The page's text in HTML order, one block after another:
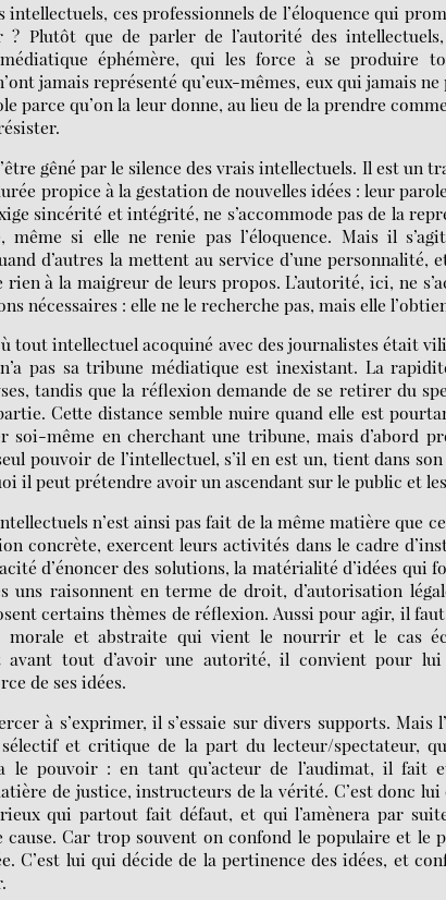
intellectuels, ces professionnels de l’éloquence qui
? Plutôt que de parler de l’autorité des
éphémère, qui les force à se produire
jamais représenté qu’eux-mêmes, eux qui jamais
parce qu’on la leur donne, au lieu de la prendre
gêné par le silence des vrais intellectuels. Il est un
propice à la gestation de nouvelles idées : leur
sincérité et intégrité, ne s’accommode pas de la
même si elle ne renie pas l’éloquence. Mais il
d’autres la mettent au service d’une
rien à la maigreur de leurs propos. L’autorité, ici, ne
nécessaires : elle ne le recherche pas, mais elle
tout intellectuel acoquiné avec des journalistes était
pas sa tribune médiatique est inexistant. La
tandis que la réflexion demande de se retirer du
Cette distance semble nuire quand elle est
soi-même en cherchant une tribune, mais d’abord
pouvoir de l’intellectuel, s’il en est un, tient dans
il peut prétendre avoir un ascendant sur le public et
n’est ainsi pas fait de la même matière que
concrète, exercent leurs activités dans le cadre
d’énoncer des solutions, la matérialité d’idées qui
uns raisonnent en terme de droit, d’autorisation
certains thèmes de réflexion. Aussi pour agir, il
morale et abstraite qui vient le nourrir et le cas
avant tout d’avoir une autorité, il convient pour
de ses idées.
à s’exprimer, il s’essaie sur divers supports.
et critique de la part du lecteur/spectateur,
le pouvoir : en tant qu’acteur de l’audimat, il fait
de justice, instructeurs de la vérité. C’est donc
qui partout fait défaut, et qui l’amènera par
cause. Car trop souvent on confond le populaire et le
C’est lui qui décide de la pertinence des idées, et